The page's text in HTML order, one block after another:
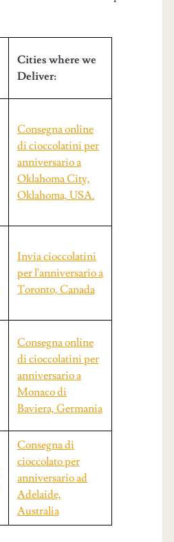
Cities where we
Deliver:
Consegna online
di cioccolatini per
anniversario a
Oklahoma City,
Oklahoma, USA.
Invia cioccolatini
per l'anniversario a
Toronto, Canada
Consegna online
di cioccolatini per
anniversario a
Monaco di
Baviera, Germania
Consegna di
cioccolato per
anniversario ad
Adelaide,
Australia